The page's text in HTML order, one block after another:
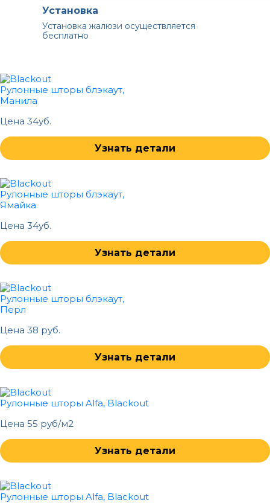
Установка
Установка жалюзи осуществляется
бесплатно
Рулонные шторы блэкаут,
Манила
Цена 34уб.
Узнать детали
Рулонные шторы блэкаут,
Ямайка
Цена 34уб.
Узнать детали
Рулонные шторы блэкаут,
Перл
Цена 38 руб.
Узнать детали
Рулонные шторы Alfa, Blackout
Цена 55 руб/м2
Узнать детали
Рулонные шторы Alfa, Blackout